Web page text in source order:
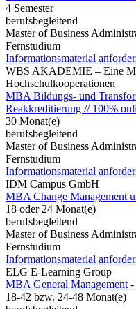
4 Semester
berufsbegleitend
Master of Business
Fernstudium
Informationsmaterial
WBS AKADEMIE – Eine
Hochschulkooperationen
MBA Bildungs- und
Reakkreditierung // 100%
30 Monat(e)
berufsbegleitend
Master of Business
Fernstudium
Informationsmaterial
IDM Campus GmbH
MBA Change Management
18 oder 24 Monat(e)
berufsbegleitend
Master of Business
Fernstudium
Informationsmaterial
ELG E-Learning Group
MBA General Management
18-42 bzw. 24-48 Monat(e)